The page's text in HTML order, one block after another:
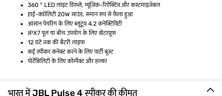
360 ° LED लाइट डिस्प्ले, म्यूज़िक-रिऐक्टिव और कस्टमाइज़ेबल
हाई-क्वॉलिटी 20W साउंड, समान रूप से फैला हुआ
आसान पेयरिंग के लिए ब्लूटूथ 4.2 कनेक्टिविटी
IPX7 पूल या बीच उपयोग के लिए वॉटरप्रूफ
12 घंटे तक की बैटरी लाइफ
कई स्पीकर कनेक्ट करने के लिए पार्टी बूस्ट
पोर्टेबिलिटी के लिए कॉम्पैक्ट और हल्का
भारत में JBL Pulse 4 स्पीकर की कीमत